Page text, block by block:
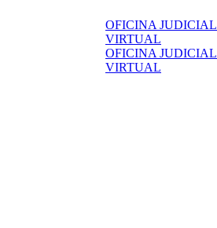
OFICINA JUDICIAL
VIRTUAL
OFICINA JUDICIAL
VIRTUAL